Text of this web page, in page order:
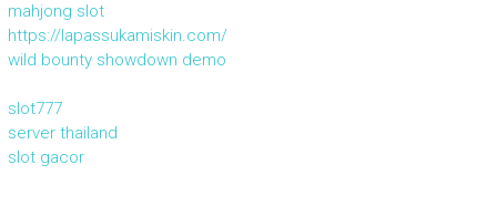
mahjong slot
https://lapassukamiskin.com/
wild bounty showdown demo
slot777
server thailand
slot gacor